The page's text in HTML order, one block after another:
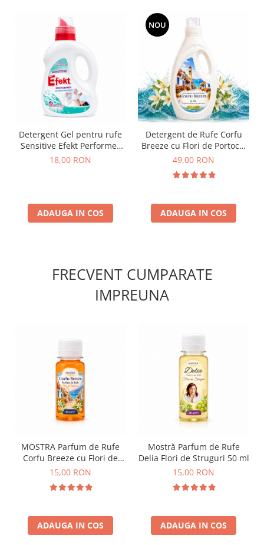
Detergent Gel pentru rufe
Sensitive Efekt Performer
910 ml
18,00 RON
ADAUGA IN COS
NOU
Detergent de Rufe Corfu
Breeze cu Flori de Portocal
by Delia 2L
49,00 RON
ADAUGA IN COS
FRECVENT CUMPARATE
IMPREUNA
MOSTRA Parfum de Rufe
Corfu Breeze cu Flori de
Portocal by Delia 50 ml
15,00 RON
ADAUGA IN COS
Mostră Parfum de Rufe
Delia Flori de Struguri 50 ml
15,00 RON
ADAUGA IN COS